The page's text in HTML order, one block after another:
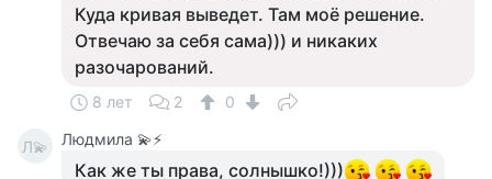
Куда кривая выведет. Там моё решение.
Отвечаю за себя сама))) и никаких
разочарований.
8 лет 2 0
Л💫 Людмила 💫⚡
Как же ты права, солнышко!)))